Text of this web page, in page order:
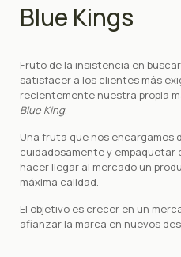
Blue Kings
Fruto de la insistencia en
satisfacer a los clientes más
recientemente nuestra propia
Blue King.
Una fruta que nos encargamos
cuidadosamente y empaquetar
hacer llegar al mercado un
máxima calidad.
El objetivo es crecer en un
afianzar la marca en nuevos